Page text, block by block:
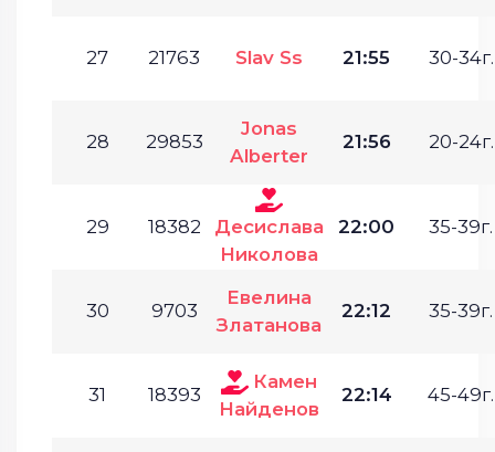
27 21763 Slav Ss 21:55 30-34г.
28 29853
Jonas
Alberter
21:56 20-24г.
29 18382
Десислава
Николова
22:00 35-39г.
30 9703
Евелина
Златанова
22:12 35-39г.
31 18393
Камен
Найденов
22:14 45-49г.